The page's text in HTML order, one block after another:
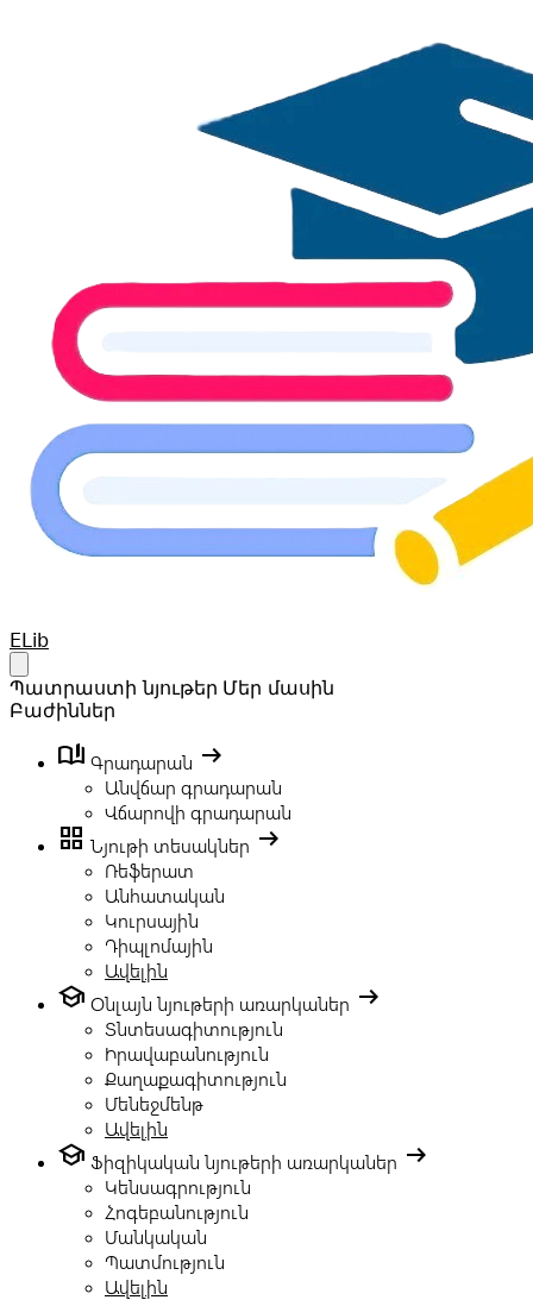
Your Company
ELib
Պատրաստի նյութեր Մեր մասին
Բաժիններ
book_ribbon Գրադարան arrow_right_alt
Անվճար գրադարան
Վճարովի գրադարան
grid_view Նյութի տեսակներ arrow_right_alt
Ռեֆերատ
Անհատական
Կուրսային
Դիպլոմային
Ավելին
school Օնլայն նյութերի առարկաներ arrow_right_alt
Տնտեսագիտություն
Իրավաբանություն
Քաղաքագիտություն
Մենեջմենթ
Ավելին
school Ֆիզիկական նյութերի առարկաներ arrow_right_alt
Կենսագրություն
Հոգեբանություն
Մանկական
Պատմություն
Ավելին